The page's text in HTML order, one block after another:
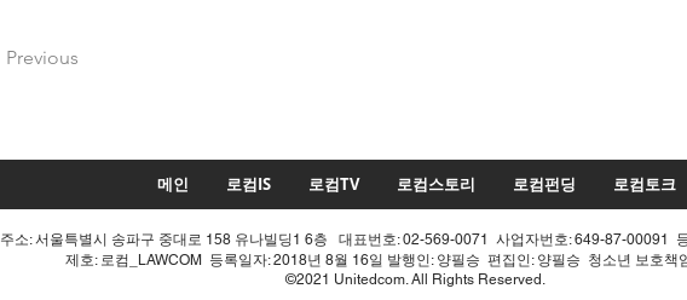
Previous
메인 로컴IS 로컴TV 로컴스토리 로컴펀딩 로컴토크
주소: 서울특별시 송파구 중대로 158 유나빌딩1 6층 대표번호: 02-569-0071 사업자번호: 649-87-00091
제호: 로컴_LAWCOM 등록일자: 2018년 8월 16일 발행인: 양필승 편집인: 양필승 청소년 보호
©2021 Unitedcom. All Rights Reserved.